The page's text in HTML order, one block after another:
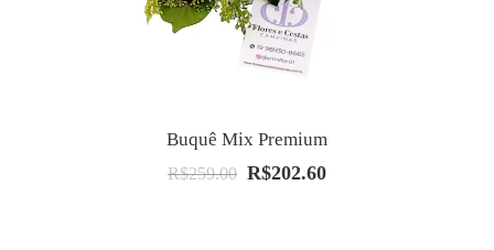
Buquê Mix Premium
R$259.00 O
R$202.60O